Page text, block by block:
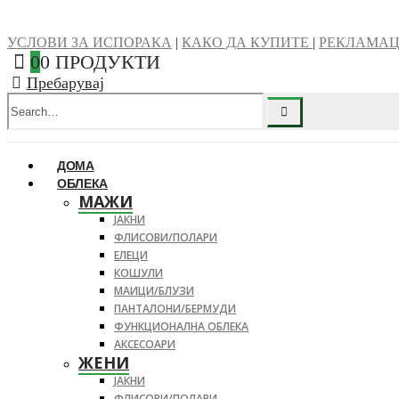
УСЛОВИ ЗА ИСПОРАКА | КАКО ДА КУПИТЕ |
00 ПРОДУКТИ
Пребарувај
ДОМА
ОБЛЕКА
МАЖИ
ЈАКНИ
ФЛИСОВИ/ПОЛАРИ
ЕЛЕЦИ
КОШУЛИ
МАИЦИ/БЛУЗИ
ПАНТАЛОНИ/БЕРМУДИ
ФУНКЦИОНАЛНА ОБЛЕКА
АКСЕСОАРИ
ЖЕНИ
ЈАКНИ